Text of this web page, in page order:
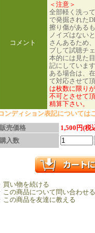
コメント
＜注意＞
全部軽く洗っ
で発掘された
擦り傷がある
ノイズはない
さんあるため
プして試聴チ
本的には見た
記にしていま
ある場合は、
て対応させて
は枚数に限り
不可とさせて
精算下さい。
ンディション表記については
販売価格
1,500円(税
購入数
買い物を続ける
この商品について問い合わせる
この商品を友達に教える